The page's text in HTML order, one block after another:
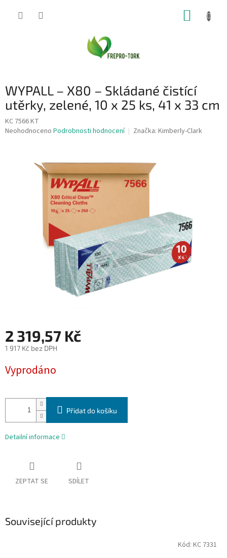
WYPALL – X80 – Skládané čistící
utěrky, zelené, 10 x 25 ks, 41 x 33 cm
KC 7566 KT
Průměrné
Neohodnoceno Podrobnosti hodnocení Značka: Kimberly-Clark
2 319,57 Kč
1 917 Kč bez DPH
cena:
Vyprodáno
Přidat do košíku
Detailní informace
ZEPTAT SE SDÍLET
Související produkty
Kód: KC 7331